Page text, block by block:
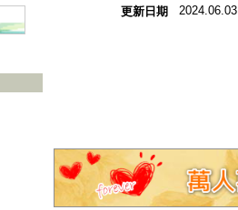
更新日期 2024.06.03